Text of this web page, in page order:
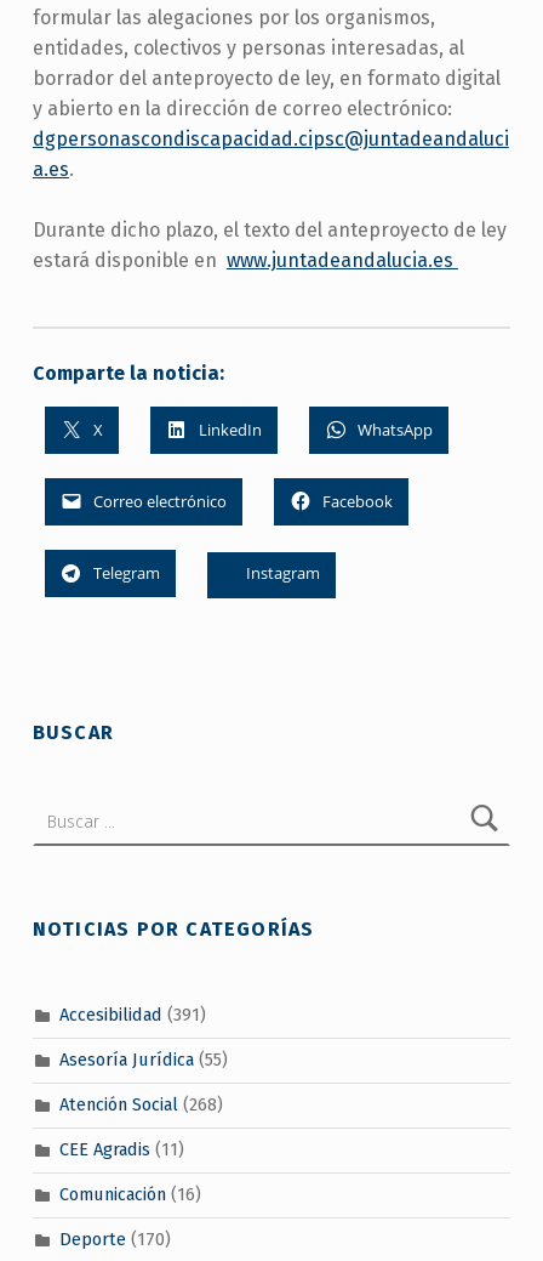
formular las alegaciones por los organismos,
entidades, colectivos y personas interesadas, al
borrador del anteproyecto de ley, en formato digital
y abierto en la dirección de correo electrónico:
dgpersonascondiscapacidad.cipsc@juntadeandaluci
a.es.
Durante dicho plazo, el texto del anteproyecto de ley
estará disponible en www.juntadeandalucia.es
Comparte la noticia:
X LinkedIn WhatsApp
Correo electrónico Facebook
Telegram Instagram
BUSCAR
NOTICIAS POR CATEGORÍAS
Accesibilidad (391)
Asesoría Jurídica(55)
Atención Social(268)
CEE Agradis (11)
Comunicación(16)
Deporte(170)